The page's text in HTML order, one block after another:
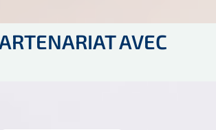
AVEC